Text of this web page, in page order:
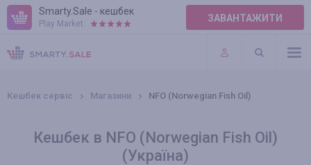
Smarty.Sale - кешбек
Play Market: ЗАВАНТАЖИТИ
ПРАВИЛА
ПЛАГІНИ
Кешбек сервіс Магазини NFO (Norwegian Fish Oil)
Кешбек в NFO (Norwegian Fish Oil)
(Україна)